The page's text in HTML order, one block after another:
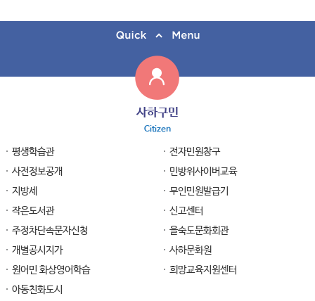
사하구민
Citizen
평생학습관
전자민원창구
사전정보공개
민방위사이버교육
지방세
무인민원발급기
작은도서관
신고센터
주정차단속문자신청
을숙도문화회관
개별공시지가
사하문화원
원어민 화상영어학습
희망교육지원센터
아동친화도시